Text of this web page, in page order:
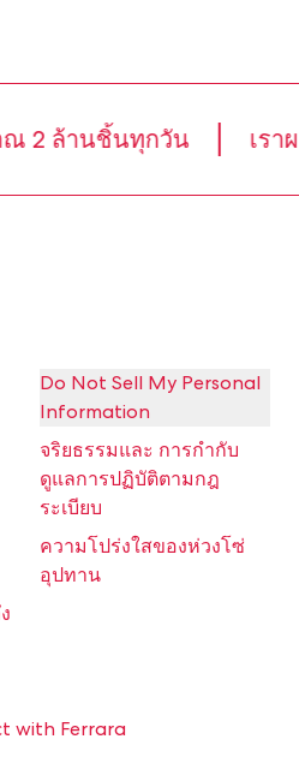
ล้านชิ้นทุกวัน เราผ
Do Not Sell My Personal
Information
จริยธรรมและ การกำกับ
ดูแลการปฏิบัติตามกฎ
ระเบียบ
ความโปร่งใสของห่วงโซ่
อุปทาน
with Ferrara